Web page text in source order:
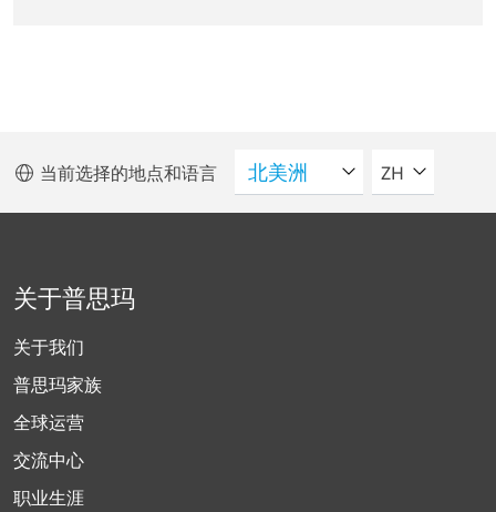
当前选择的地点和语言 请选择语言
ZH
关于普思玛
关于我们
普思玛家族
全球运营
交流中心
职业生涯